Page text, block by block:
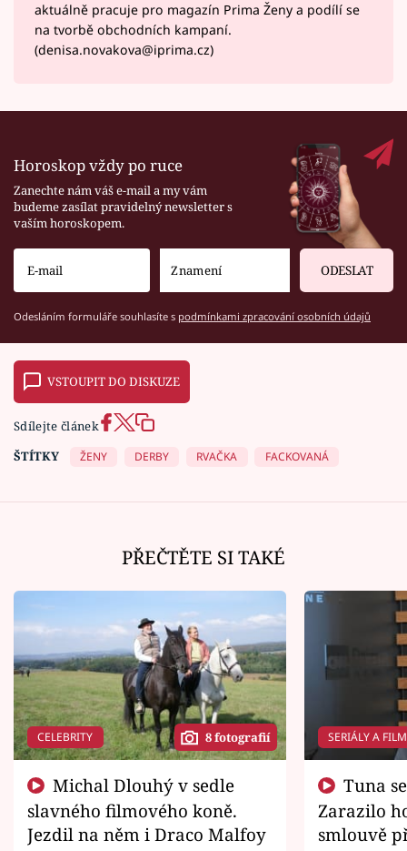
aktuálně pracuje pro magazín Prima Ženy a podílí se
na tvorbě obchodních kampaní.
(denisa.novakova@iprima.cz)
Horoskop vždy po ruce
Zanechte nám váš e-mail a my vám
budeme zasílat pravidelný newsletter s
vaším horoskopem.
ODESLAT
Odesláním formuláře souhlasíte s podmínkami zpracování osobních údajů
VSTOUPIT DO DISKUZE
Sdílejte článek
ŠTÍTKY
ŽENY DERBY RVAČKA FACKOVANÁ
PŘEČTĚTE SI TAKÉ
CELEBRITY 8 fotografií
slavného filmového koně.
Jezdil na něm i Draco Malfoy
SERIÁLY A
Zarazilo
smlouvě